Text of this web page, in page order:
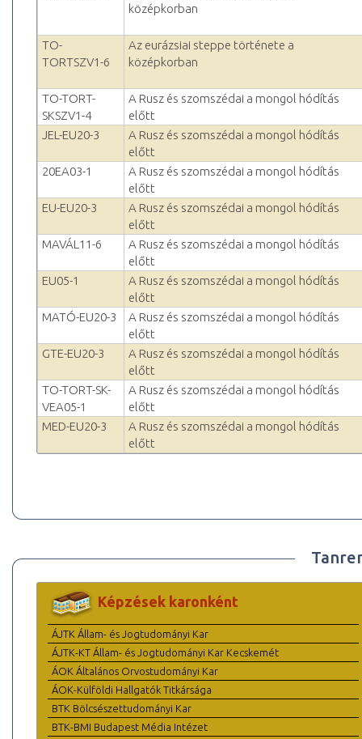
középkorban
TO-
TORTSZV1-6
Az eurázsiai steppe története a
középkorban
TO-TORT-
SKSZV1-4
A Rusz és szomszédai a mongol hódítás
előtt
JEL-EU20-3
A Rusz és szomszédai a mongol hódítás
előtt
20EA03-1
A Rusz és szomszédai a mongol hódítás
előtt
EU-EU20-3
A Rusz és szomszédai a mongol hódítás
előtt
MAVÁL11-6
A Rusz és szomszédai a mongol hódítás
előtt
EU05-1
A Rusz és szomszédai a mongol hódítás
előtt
MATÓ-EU20-3
A Rusz és szomszédai a mongol hódítás
előtt
GTE-EU20-3
A Rusz és szomszédai a mongol hódítás
előtt
TO-TORT-SK-
VEA05-1
A Rusz és szomszédai a mongol hódítás
előtt
MED-EU20-3
A Rusz és szomszédai a mongol hódítás
előtt
Képzések karonként
ÁJTK Állam- és Jogtudományi Kar
ÁJTK-KT Állam- és Jogtudományi Kar Kecskemét
ÁOK Általános Orvostudományi Kar
ÁOK-Külföldi Hallgatók Titkársága
BTK Bölcsészettudományi Kar
BTK-BMI Budapest Média Intézet